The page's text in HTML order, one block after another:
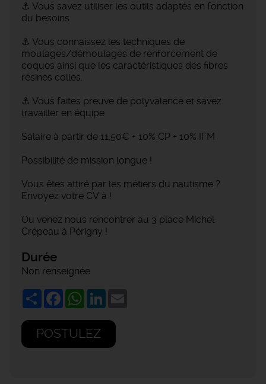
⚓ Vous savez utiliser les outils adaptés en fonction
du besoins
⚓ Vous connaissez les techniques de
moulages/démoulages de renforcement de
coques ainsi que les caractéristiques des fibres
résines colles.
⚓ Vous faites preuve de polyvalence et savez
travailler en équipe
Salaire à partir de 11,50€ + 10% CP + 10% IFM
Possibilité de mission longue !
Vous êtes attiré par les métiers du nautisme ?
Envoyez votre CV à !
Ou venez nous rencontrer au 3 place Michel
Crépeau à Périgny !
Durée
Non renseignée
ShareFacebookWhatsApp
LinkedIn
POSTULEZ